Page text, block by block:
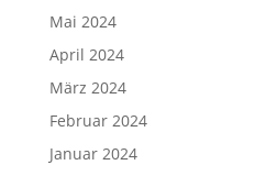
Mai 2024
April 2024
März 2024
Februar 2024
Januar 2024